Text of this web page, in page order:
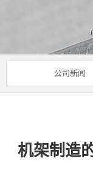
公司新闻
机架制造